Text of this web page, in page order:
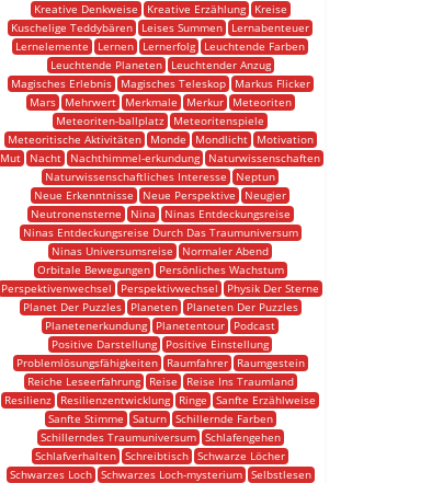
Kreative Denkweise
Kreative Erzählung
Kreise
Kuschelige Teddybären
Leises Summen
Lernabenteuer
Lernelemente
Lernen Lernerfolg
Leuchtende Farben
Leuchtende Planeten
Leuchtender Anzug
Magisches Erlebnis
Magisches Teleskop
Markus Flicker
Mars
Mehrwert Merkmale Merkur
Meteoriten
Meteoriten-ballplatz
Meteoritenspiele
Meteoritische Aktivitäten
Monde Mondlicht
Motivation
Mut
Nacht Nachthimmel-erkundung
Naturwissenschaften
Naturwissenschaftliches Interesse
Neptun
Neue Erkenntnisse
Neue Perspektive
Neugier
Neutronensterne
Nina
Ninas Entdeckungsreise
Ninas Entdeckungsreise Durch Das Traumuniversum
Ninas Universumsreise
Normaler Abend
Orbitale Bewegungen
Persönliches Wachstum
Perspektivenwechsel
Perspektivwechsel
Physik Der Sterne
Planet Der Puzzles
Planeten
Planeten Der Puzzles
Planetenerkundung
Planetentour
Podcast
Positive Darstellung
Positive Einstellung
Problemlösungsfähigkeiten
Raumfahrer
Raumgestein
Reiche Leseerfahrung
Reise
Reise Ins Traumland
Resilienz
Resilienzentwicklung Ringe
Sanfte Erzählweise
Sanfte Stimme
Saturn
Schillernde Farben
Schillerndes Traumuniversum
Schlafengehen
Schlafverhalten Schreibtisch Schwarze Löcher
Schwarzes Loch
Schwarzes Loch-mysterium
Selbstlesen